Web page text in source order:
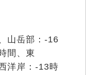
山岳部：-16
間、東
洋岸：-13時